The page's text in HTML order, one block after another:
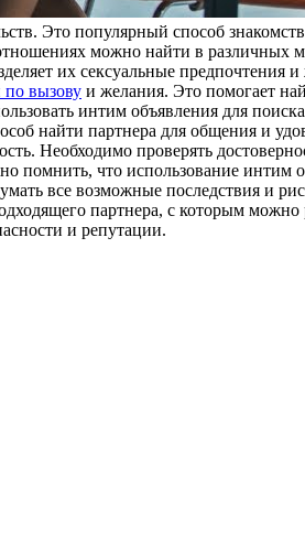
Это популярный способ
можно найти в различных
их сексуальные предпочтения
по вызову и желания. Это помогает
интим объявления для
найти партнера для общения и
Необходимо проверять
помнить, что использование интим
все возможные последствия и
партнера, с которым можно
и репутации.